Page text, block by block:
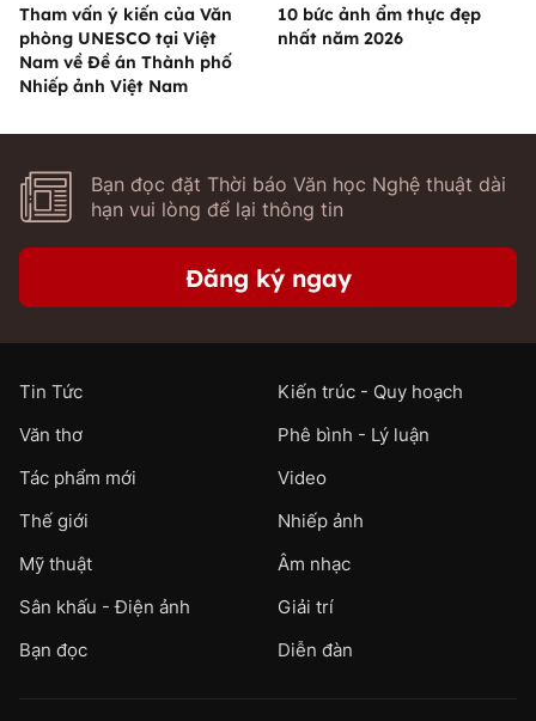
Tham vấn ý kiến của Văn
phòng UNESCO tại Việt
Nam về Đề án Thành phố
Nhiếp ảnh Việt Nam
10 bức ảnh ẩm thực đẹp
nhất năm 2026
Bạn đọc đặt Thời báo Văn học Nghệ thuật dài
hạn vui lòng để lại thông tin
Đăng ký ngay
Tin Tức
Kiến trúc - Quy hoạch
Văn thơ
Phê bình - Lý luận
Tác phẩm mới
Video
Thế giới
Nhiếp ảnh
Mỹ thuật
Âm nhạc
Sân khấu - Điện ảnh
Giải trí
Bạn đọc
Diễn đàn